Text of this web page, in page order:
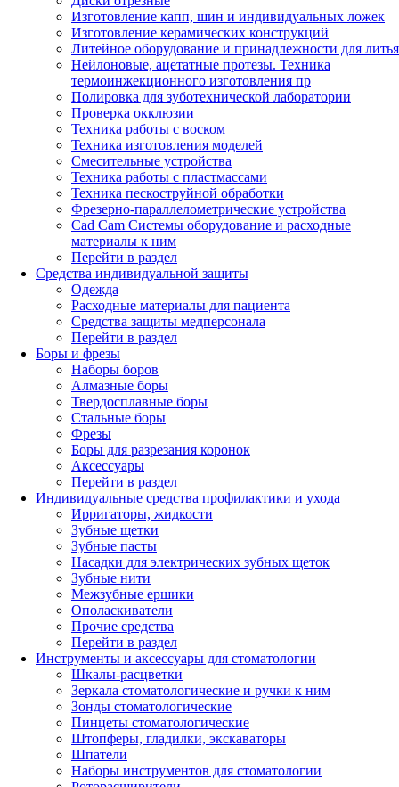
Изготовление капп, шин и индивидуальных ложек
Изготовление керамических конструкций
Литейное оборудование и принадлежности для литья
Нейлоновые, ацетатные протезы. Техника
термоинжекционного изготовления пр
Полировка для зуботехнической лаборатории
Проверка окклюзии
Техника работы с воском
Техника изготовления моделей
Смесительные устройства
Техника работы с пластмассами
Техника пескоструйной обработки
Фрезерно-параллелометрические устройства
Cad Cam Системы оборудование и расходные
материалы к ним
Перейти в раздел
Средства индивидуальной защиты
Одежда
Расходные материалы для пациента
Средства защиты медперсонала
Перейти в раздел
Боры и фрезы
Наборы боров
Алмазные боры
Твердосплавные боры
Стальные боры
Фрезы
Боры для разрезания коронок
Аксессуары
Перейти в раздел
Индивидуальные средства профилактики и ухода
Ирригаторы, жидкости
Зубные щетки
Зубные пасты
Насадки для электрических зубных щеток
Зубные нити
Межзубные ершики
Ополаскиватели
Прочие средства
Перейти в раздел
Инструменты и аксессуары для стоматологии
Шкалы-расцветки
Зеркала стоматологические и ручки к ним
Зонды стоматологические
Пинцеты стоматологические
Штопферы, гладилки, экскаваторы
Шпатели
Наборы инструментов для стоматологии